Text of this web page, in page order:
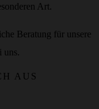
Art.
Beratung für unsere
uns.
AUS